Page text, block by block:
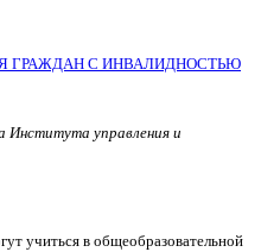
ГРАЖДАН С ИНВАЛИДНОСТЬЮ
Института управления и
учиться в общеобразовательной